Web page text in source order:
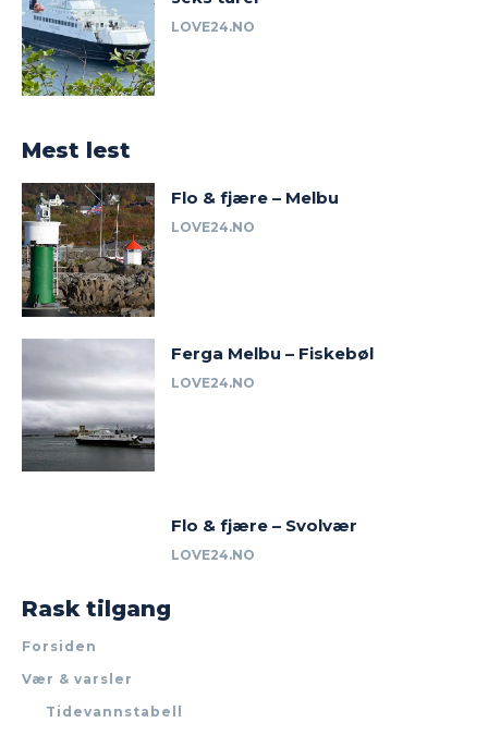
LOVE24.NO
Mest lest
Flo & fjære – Melbu
LOVE24.NO
Ferga Melbu – Fiskebøl
LOVE24.NO
Flo & fjære – Svolvær
LOVE24.NO
Rask tilgang
Forsiden
Vær & varsler
Tidevannstabell